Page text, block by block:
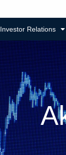
Investor Relations